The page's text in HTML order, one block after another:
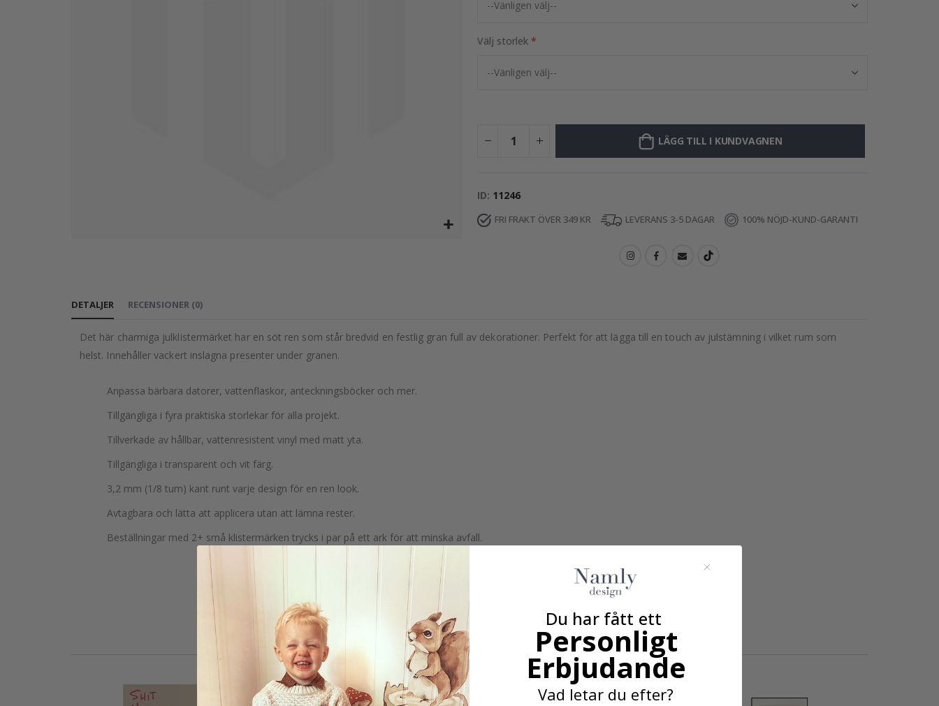
bildgalleriet
Välj storlek
LÄGG TILL I KUNDVAGNEN
ID 11246
FRI FRAKT ÖVER 349 KR LEVERANS 3-5 DAGAR 100% NÖJD-KUND-GARANTI
DETALJER
Det här charmiga julklistermärket har en söt ren som står bredvid en festlig gran full av dekorationer. Perfekt för att lägga till en touch av julstämning i vilket rum som
helst. Innehåller vackert inslagna presenter under granen.
Anpassa bärbara datorer, vattenflaskor, anteckningsböcker och mer.
Tillgängliga i fyra praktiska storlekar för alla projekt.
Tillverkade av hållbar, vattenresistent vinyl med matt yta.
Tillgängliga i transparent och vit färg.
3,2 mm (1/8 tum) kant runt varje design för en ren look.
Avtagbara och lätta att applicera utan att lämna rester.
Beställningar med 2+ små klistermärken trycks i par på ett ark för att minska avfall.
RECENSIONER (0)
Verklig inspiration från våra glada kunder!
Andra köpte också
Du har fått ett
Personligt
Erbjudande
Vad letar du efter?